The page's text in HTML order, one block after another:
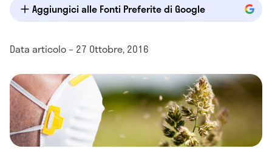
Aggiungici alle Fonti Preferite di Google
Data articolo – 27 Ottobre, 2016